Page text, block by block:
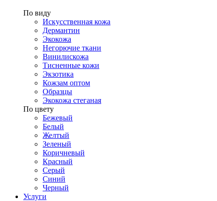
По виду
Искусственная кожа
Дермантин
Экокожа
Негорючие ткани
Винилискожа
Тисненные кожи
Экзотика
Кожзам оптом
Образцы
Экокожа стеганая
По цвету
Бежевый
Белый
Желтый
Зеленый
Коричневый
Красный
Серый
Синий
Черный
Услуги